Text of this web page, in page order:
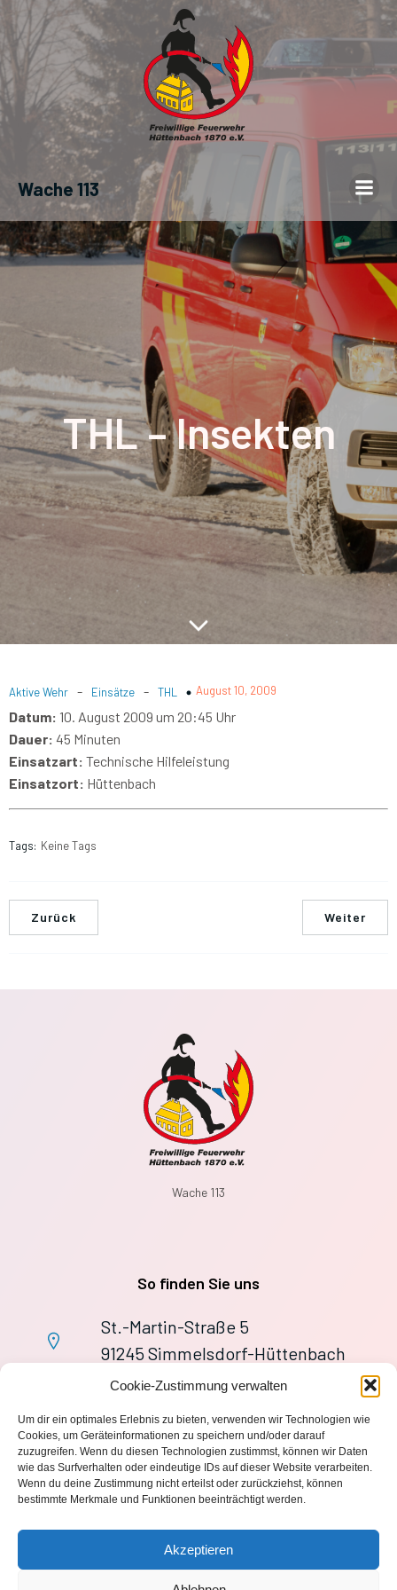
Cookie-Zustimmung verwalten
Um dir ein optimales Erlebnis zu bieten, verwenden wir Technologien wie
Cookies, um Geräteinformationen zu speichern und/oder darauf
zuzugreifen. Wenn du diesen Technologien zustimmst, können wir Daten
wie das Surfverhalten oder eindeutige IDs auf dieser Website verarbeiten.
Wenn du deine Zustimmung nicht erteilst oder zurückziehst, können
bestimmte Merkmale und Funktionen beeinträchtigt werden.
Akzeptieren
Wache 113
THL – Insekten
Aktive Wehr - Einsätze - THL August 10, 2009
Datum: 10. August 2009 um 20:45 Uhr
Dauer: 45 Minuten
Einsatzart: Technische Hilfeleistung
Einsatzort: Hüttenbach
Tags: Keine Tags
Zurück Weiter
Wache 113
So finden Sie uns
St.-Martin-Straße 5
91245 Simmelsdorf-Hüttenbach
+49 9155 9279727
wache113@ff-huettenbach.de